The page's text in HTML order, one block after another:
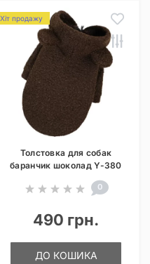
Хіт продажу
Толстовка для собак
баранчик шоколад Y-380
0
490 грн.
ДО КОШИКА